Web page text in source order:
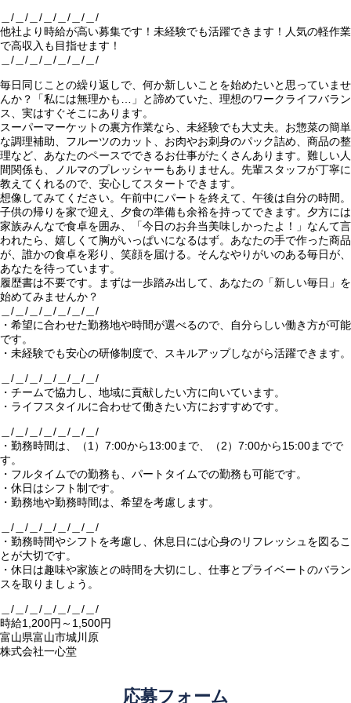
＿/＿/＿/＿/＿/＿/＿/
他社より時給が高い募集です！未経験でも活躍できます！人気の軽作業
で高収入も目指せます！
＿/＿/＿/＿/＿/＿/＿/
毎日同じことの繰り返しで、何か新しいことを始めたいと思っていませ
んか？「私には無理かも…」と諦めていた、理想のワークライフバラン
ス、実はすぐそこにあります。
スーパーマーケットの裏方作業なら、未経験でも大丈夫。お惣菜の簡単
な調理補助、フルーツのカット、お肉やお刺身のパック詰め、商品の整
理など、あなたのペースでできるお仕事がたくさんあります。難しい人
間関係も、ノルマのプレッシャーもありません。先輩スタッフが丁寧に
教えてくれるので、安心してスタートできます。
想像してみてください。午前中にパートを終えて、午後は自分の時間。
子供の帰りを家で迎え、夕食の準備も余裕を持ってできます。夕方には
家族みんなで食卓を囲み、「今日のお弁当美味しかったよ！」なんて言
われたら、嬉しくて胸がいっぱいになるはず。あなたの手で作った商品
が、誰かの食卓を彩り、笑顔を届ける。そんなやりがいのある毎日が、
あなたを待っています。
履歴書は不要です。まずは一歩踏み出して、あなたの「新しい毎日」を
始めてみませんか？
＿/＿/＿/＿/＿/＿/＿/
・希望に合わせた勤務地や時間が選べるので、自分らしい働き方が可能
です。
・未経験でも安心の研修制度で、スキルアップしながら活躍できます。
＿/＿/＿/＿/＿/＿/＿/
・チームで協力し、地域に貢献したい方に向いています。
・ライフスタイルに合わせて働きたい方におすすめです。
＿/＿/＿/＿/＿/＿/＿/
・勤務時間は、（1）7:00から13:00まで、（2）7:00から15:00までで
す。
・フルタイムでの勤務も、パートタイムでの勤務も可能です。
・休日はシフト制です。
・勤務地や勤務時間は、希望を考慮します。
＿/＿/＿/＿/＿/＿/＿/
・勤務時間やシフトを考慮し、休息日には心身のリフレッシュを図るこ
とが大切です。
・休日は趣味や家族との時間を大切にし、仕事とプライベートのバラン
スを取りましょう。
＿/＿/＿/＿/＿/＿/＿/
時給1,200円～1,500円
富山県富山市城川原
株式会社一心堂
応募フォーム